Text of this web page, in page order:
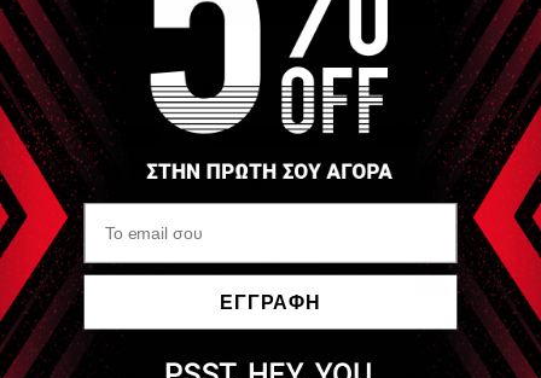
αποτελεσματικό. Αποτελείται από ελαστικό ιμάντα (χωρίς
Latex) ο οποίος περιέχει δύο συνεχείς βρόγχους μέσα στους
οποίους τοποθετούνται τα πέλματα. Διαθέσιμο σε 4
αντιστάσεις:
Κίτρινο - Πολύ Ελαφρύ
Κόκκινο - Μέσο
Πράσινο - Ισχυρό
Μπλε - Πολύ Ισχυρό
Είδες ΠρόσφαταΕΓΓΡΑΦΗ